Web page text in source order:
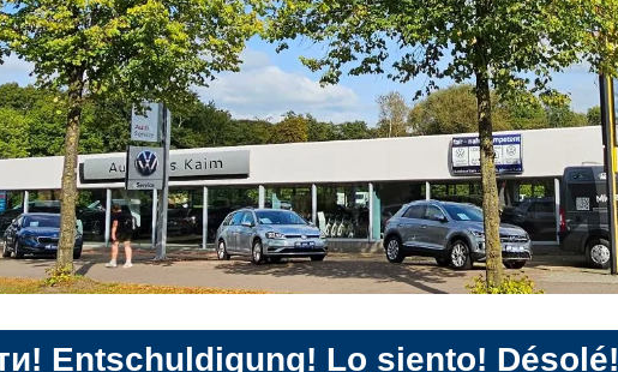
Entschuldigung! Lo siento! Désolé!